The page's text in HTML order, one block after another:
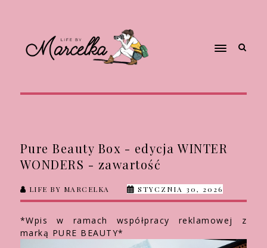
Pure Beauty Box - edycja WINTER
WONDERS - zawartość
LIFE BY MARCELKA STYCZNIA 30, 2026
*Wpis w ramach współpracy reklamowej z
marką PURE BEAUTY*